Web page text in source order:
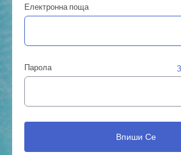
Електронна поща
Парола